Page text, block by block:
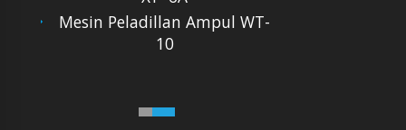
Mesin Peladillan Ampul WT-
10